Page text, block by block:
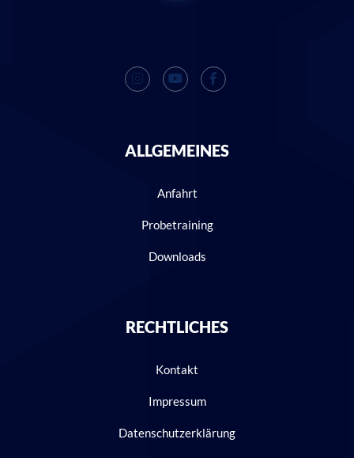
ALLGEMEINES
Anfahrt
Probetraining
Downloads
RECHTLICHES
Kontakt
Impressum
Datenschutzerklärung